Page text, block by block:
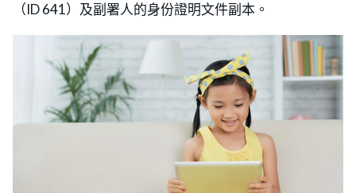
（ID 641）及副署人的身份證明文件副本。